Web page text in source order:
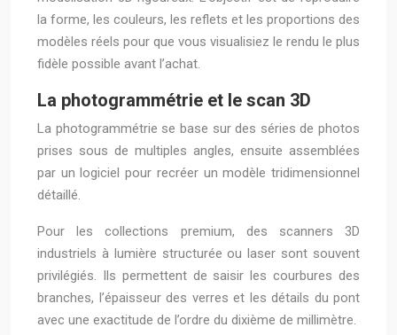
la forme, les couleurs, les reflets et les proportions des
modèles réels pour que vous visualisiez le rendu le plus
fidèle possible avant l’achat.
La photogrammétrie et le scan 3D
La photogrammétrie se base sur des séries de photos
prises sous de multiples angles, ensuite assemblées
par un logiciel pour recréer un modèle tridimensionnel
détaillé.
Pour les collections premium, des scanners 3D
industriels à lumière structurée ou laser sont souvent
privilégiés. Ils permettent de saisir les courbures des
branches, l’épaisseur des verres et les détails du pont
avec une exactitude de l’ordre du dixième de millimètre.